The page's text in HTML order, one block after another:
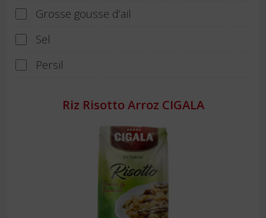
Riz Risotto Arroz CIGALA
Grosse gousse d’ail
Sel
Persil